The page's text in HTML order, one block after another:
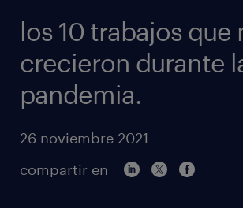
los 10 trabajos que
crecieron durante
pandemia.
26 noviembre 2021
compartir en